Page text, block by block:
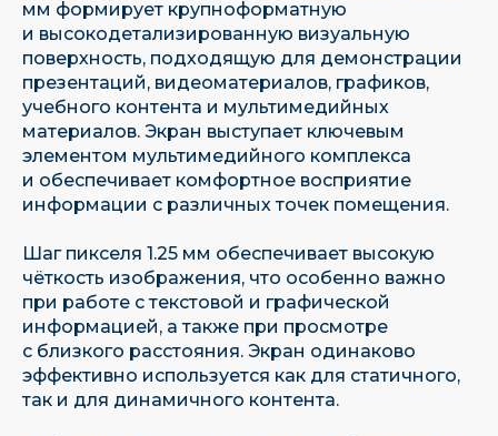
мм формирует крупноформатную
и высокодетализированную визуальную
поверхность, подходящую для демонстрации
презентаций, видеоматериалов, графиков,
учебного контента и мультимедийных
материалов. Экран выступает ключевым
элементом мультимедийного комплекса
и обеспечивает комфортное восприятие
информации с различных точек помещения.
Шаг пикселя 1.25 мм обеспечивает высокую
чёткость изображения, что особенно важно
при работе с текстовой и графической
информацией, а также при просмотре
с близкого расстояния. Экран одинаково
эффективно используется как для статичного,
так и для динамичного контента.